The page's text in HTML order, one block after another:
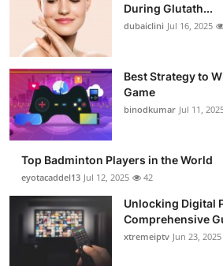
During Glutath...
dubaiclini Jul 16, 2025
Best Strategy to
Game
binodkumar Jul 11,
Top Badminton Players in the World
eyotacaddel13 Jul 12, 2025 42
Unlocking Digital
Comprehensive
xtremeiptv Jun 23, 2025